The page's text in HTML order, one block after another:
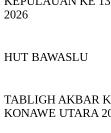
2026
HUT BAWASLU
TABLIGH AKBAR
KONAWE UTARA